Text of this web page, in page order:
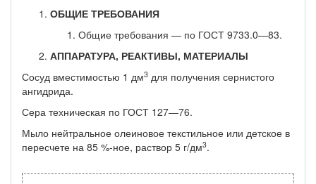
ОБЩИЕ ТРЕБОВАНИЯ
Общие требования — по ГОСТ 9733.0—83.
АППАРАТУРА, РЕАКТИВЫ, МАТЕРИАЛЫ
Сосуд вместимостью 1 дм3 для получения сернистого
ангидрида.
Сера техническая по ГОСТ 127—76.
Мыло нейтральное олеиновое текстильное или детское в
пере­счете на 85 %-ное, раствор 5 г/дм3.